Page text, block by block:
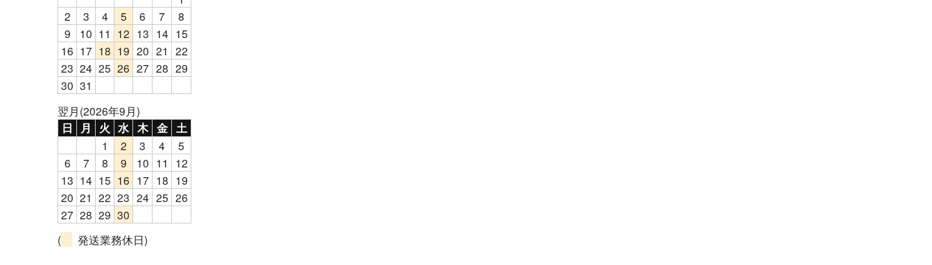
2
3 4 5 6 7
8
9
10 11 12 13 14 15
16 17 18 19 20 21 22
23 24 25 26 27 28 29
30 31
翌月(2026年9月)
日 月 火 水 木 金 土
1 2 3 4
5
6
7 8 9 10 11
12
13 14 15 16 17 18 19
20 21 22 23 24 25 26
27 28 29 30
(
発送業務休日)